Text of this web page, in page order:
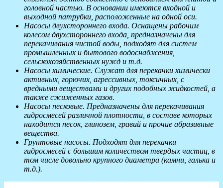
головной частью. В основании имеются входной и
выходной патрубки, расположенные на одной оси.
Насосы двухстороннего входа. Оснащены рабочим
колесом двухстороннего входа, предназначены для
перекачивания чистой воды, подходят для систем
промышленных и бытового водоснабжения,
сельскохозяйственных нужд и т.д.
Насосы химические. Служат для перекачки химически
активных, горючих, агрессивных, токсичных, с
вредными веществами и других подобных жидкостей, а
также сжиженных газов.
Насосы песковые. Предназначены для перекачивания
гидросмесей различной плотности, в составе которых
находится песок, глинозем, гравий и прочие абразивные
вещества.
Грунтовые насосы. Подходят для перекачки
гидросмесей с большим количеством твердых частиц, в
том числе довольно крупного диаметра (камни, галька и
т.д.).